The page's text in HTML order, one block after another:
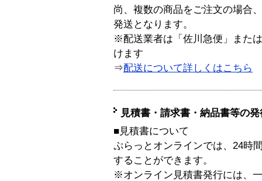
尚、複数の商品をご注文の場合
発送となります。
※配送業者は「佐川急便」また
けます
⇒配送について詳しくはこちら
見積書・請求書・納品書等の
■見積書について
ぷらっとオンラインでは、24時
することができます。
※オンライン見積書発行には、